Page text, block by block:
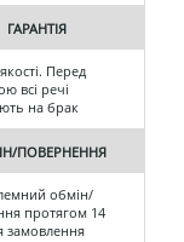
ГАРАНТІЯ
Перед
всі речі
на брак
ПОВЕРНЕННЯ
обмін/
протягом 14
замовлення